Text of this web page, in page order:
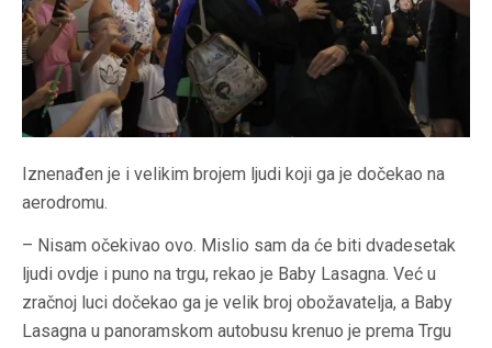
Iznenađen je i velikim brojem ljudi koji ga je dočekao na
aerodromu.
– Nisam očekivao ovo. Mislio sam da će biti dvadesetak
ljudi ovdje i puno na trgu, rekao je Baby Lasagna. Već u
zračnoj luci dočekao ga je velik broj obožavatelja, a Baby
Lasagna u panoramskom autobusu krenuo je prema Trgu